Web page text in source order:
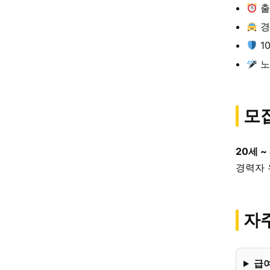
모
20세 ~
경력자
자
급